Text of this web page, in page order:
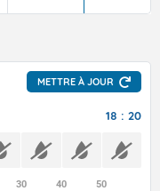
METTRE À JOUR
18 : 20
30
40
50